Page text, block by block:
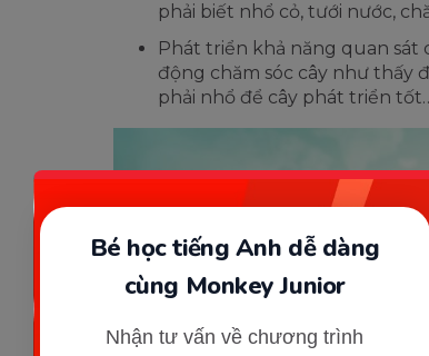
Bé học tiếng Anh dễ dàng
cùng Monkey Junior
Nhận tư vấn về chương trình
phải biết nhổ cỏ, tưới nước,
Phát triển khả năng quan
động chăm sóc cây như thấy
phải nhổ để cây phát triển